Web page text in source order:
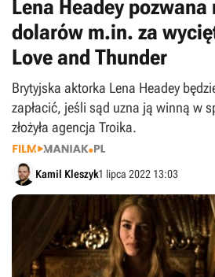
Lena Headey
dolarów m.in. za
Love and Thunder
Brytyjska aktorka Lena Headey
zapłacić, jeśli sąd uzna ją winną w
złożyła agencja Troika.
Kamil Kleszyk1 lipca 2022 13:03